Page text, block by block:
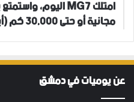
مجانية أو حتى 30,000 كم (أيهما أسبق).
عن يوميات في دمشق